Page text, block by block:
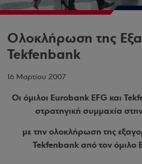
Ολοκλήρωση της
Tekfenbank
16 Μαρτίου 2007
Οι όμιλοι Eurobank EFG και
στρατηγική συμμαχία
με την ολοκλήρωση της
Tekfenbank από τον όμιλο